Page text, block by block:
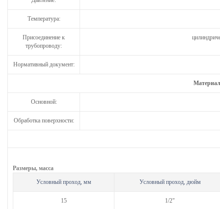
Температура:
Присоединение к
трубопроводу:
Нормативный документ:
Основной:
Обработка поверхности:
Размеры, масса
Условный проход, мм
Условный проход, дюйм
15 1/2"